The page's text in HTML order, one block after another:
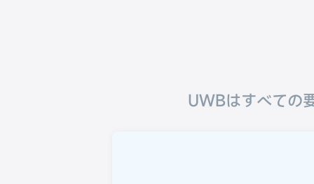
UWBはすべての